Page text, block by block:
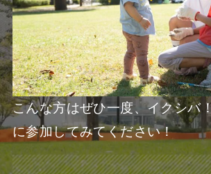
こんな方はぜひ一度、イクシバ
に参加してみてください！